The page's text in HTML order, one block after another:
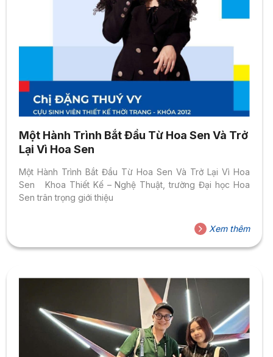
Một Hành Trình Bắt Đầu Từ Hoa Sen Và Trở
Lại Vì Hoa Sen
Một Hành Trình Bắt Đầu Từ Hoa Sen Và Trở Lại Vì Hoa
Sen Khoa Thiết Kế – Nghệ Thuật, trường Đại học Hoa
Sen trân trọng giới thiệu
Xem thêm